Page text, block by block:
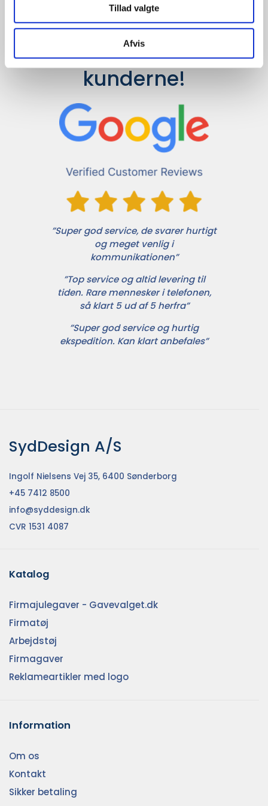
Tillad valgte
Afvis
Det siger
kunderne!
”Super god service, de svarer hurtigt
og meget venlig i
kommunikationen”
”Top service og altid levering til
tiden. Rare mennesker i telefonen,
så klart 5 ud af 5 herfra”
”Super god service og hurtig
ekspedition. Kan klart anbefales”
SydDesign A/S
Ingolf Nielsens Vej 35, 6400 Sønderborg
+45 7412 8500
info@syddesign.dk
CVR 1531 4087
Katalog
Firmajulegaver - Gavevalget.dk
Firmatøj
Arbejdstøj
Firmagaver
Reklameartikler med logo
Information
Om os
Kontakt
Sikker betaling